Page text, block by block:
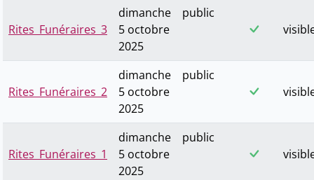
Rites_Funéraires_3
dimanche
5 octobre
2025
public
Rites_Funéraires_2
dimanche
5 octobre
2025
public
Rites_Funéraires_1
dimanche
5 octobre
2025
public